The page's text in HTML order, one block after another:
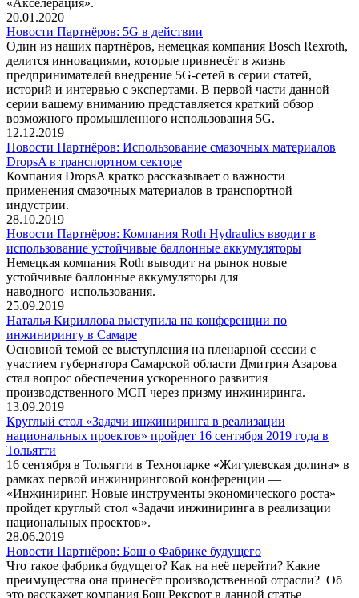
20.01.2020
Новости Партнёров: 5G в действии
Один из наших партнёров, немецкая компания Bosch Rexroth,
делится инновациями, которые привнесёт в жизнь
предпринимателей внедрение 5G-сетей в серии статей,
историй и интервью с экспертами. В первой части данной
серии вашему вниманию представляется краткий обзор
возможного промышленного использования 5G.
12.12.2019
Новости Партнёров: Использование смазочных материалов
DropsA в транспортном секторе
Компания DropsA кратко рассказывает о важности
применения смазочных материалов в транспортной
индустрии.
28.10.2019
Новости Партнёров: Компания Roth Hydraulics вводит в
использование устойчивые баллонные аккумуляторы
Немецкая компания Roth выводит на рынок новые
устойчивые баллонные аккумуляторы для
наводного использования.
25.09.2019
Наталья Кириллова выступила на конференции по
инжинирингу в Самаре
Основной темой ее выступления на пленарной сессии с
участием губернатора Самарской области Дмитрия Азарова
стал вопрос обеспечения ускоренного развития
производственного МСП через призму инжиниринга.
13.09.2019
Круглый стол «Задачи инжиниринга в реализации
национальных проектов» пройдет 16 сентября 2019 года в
Тольятти
16 сентября в Тольятти в Технопарке «Жигулевская долина» в
рамках первой инжиниринговой конференции —
«Инжиниринг. Новые инструменты экономического роста»
пройдет круглый стол «Задачи инжиниринга в реализации
национальных проектов».
28.06.2019
Новости Партнёров: Бош о Фабрике будущего
Что такое фабрика будущего? Как на неё перейти? Какие
преимущества она принесёт производственной отрасли? Об
это расскажет компания Бош Рексрот в данной статье